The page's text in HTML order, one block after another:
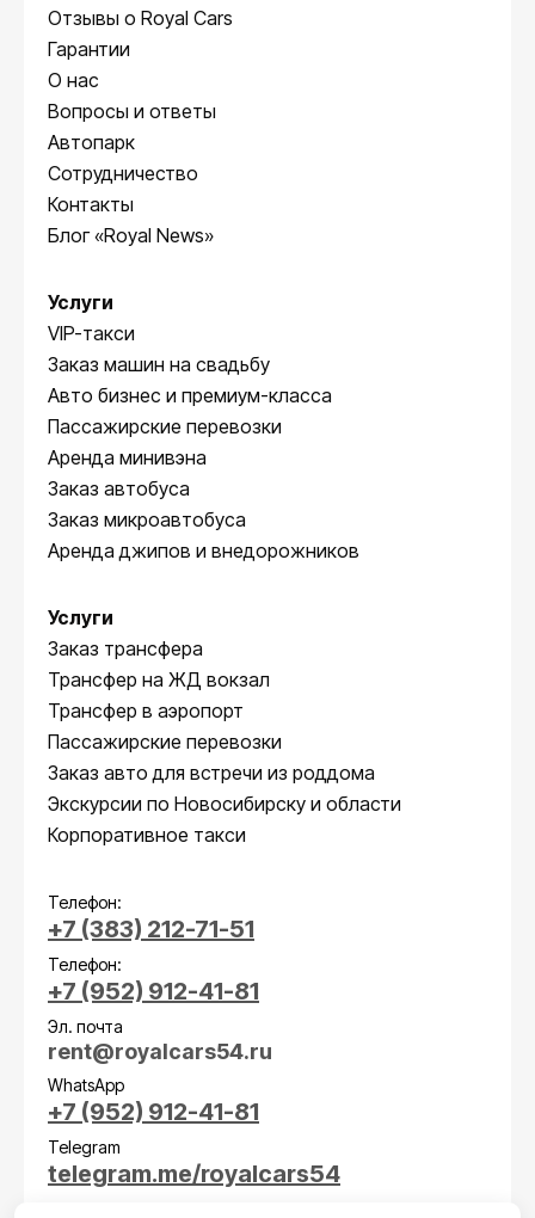
Отзывы о Royal Cars
Гарантии
О нас
Вопросы и ответы
Автопарк
Сотрудничество
Контакты
Блог «Royal News»
Услуги
VIP-такси
Заказ машин на свадьбу
Авто бизнес и премиум-класса
Пассажирские перевозки
Аренда минивэна
Заказ автобуса
Заказ микроавтобуса
Аренда джипов и внедорожников
Услуги
Заказ трансфера
Трансфер на ЖД вокзал
Трансфер в аэропорт
Пассажирские перевозки
Заказ авто для встречи из роддома
Экскурсии по Новосибирску и области
Корпоративное такси
Телефон:
+7 (383) 212-71-51
Телефон:
+7 (952) 912-41-81
Эл. почта
rent@royalcars54.ru
WhatsApp
+7 (952) 912-41-81
Telegram
telegram.me/royalcars54